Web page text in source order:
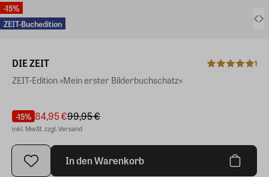
-15%
ZEIT-Buchedition
DIE ZEIT 1
ZEIT-Edition »Mein erster Bilderbuchschatz«
-15% 84,95 €99,95 €
inkl. MwSt. zzgl. Versand
In den Warenkorb